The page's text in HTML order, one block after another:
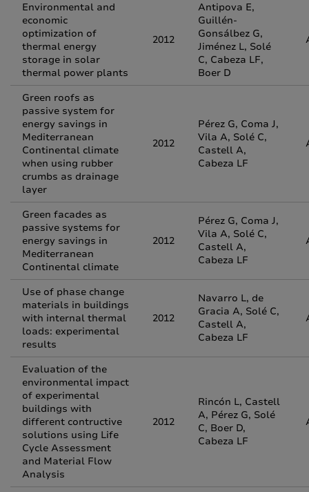
Environmental and
economic
optimization of
thermal energy
storage in solar
thermal power plants
2012
Antipova E,
Guillén-
Gonsálbez G,
Jiménez L, Solé
C, Cabeza LF,
Boer D
Green roofs as
passive system for
energy savings in
Mediterranean
Continental climate
when using rubber
crumbs as drainage
layer
2012
Pérez G, Coma J,
Vila A, Solé C,
Castell A,
Cabeza LF
Green facades as
passive systems for
energy savings in
Mediterranean
Continental climate
2012
Pérez G, Coma J,
Vila A, Solé C,
Castell A,
Cabeza LF
Use of phase change
materials in buildings
with internal thermal
loads: experimental
results
2012
Navarro L, de
Gracia A, Solé C,
Castell A,
Cabeza LF
Evaluation of the
environmental impact
of experimental
buildings with
different contructive
solutions using Life
Cycle Assessment
and Material Flow
Analysis
2012
Rincón L, Castell
A, Pérez G, Solé
C, Boer D,
Cabeza LF